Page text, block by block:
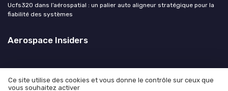
Ucfs320 dans l’aérospatial : un palier auto aligneur stratégique pour la
fiabilité des systèmes
Aerospace Insiders
Ce site utilise des cookies et vous donne le contrôle sur ceux que
vous souhaitez activer